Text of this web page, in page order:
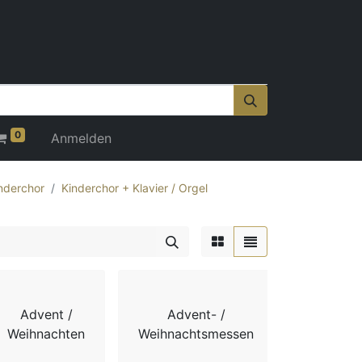
0 Anmelden
Kinderchor + Klavier / Orgel
Advent /
Weihnachten
Advent- /
Weihnachtsmessen